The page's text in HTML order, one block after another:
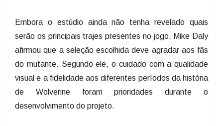
Embora o estúdio ainda não tenha revelado quais
serão os principais trajes presentes no jogo, Mike Daly
afirmou que a seleção escolhida deve agradar aos fãs
do mutante. Segundo ele, o cuidado com a qualidade
visual e a fidelidade aos diferentes períodos da história
de Wolverine foram prioridades durante o
desenvolvimento do projeto.